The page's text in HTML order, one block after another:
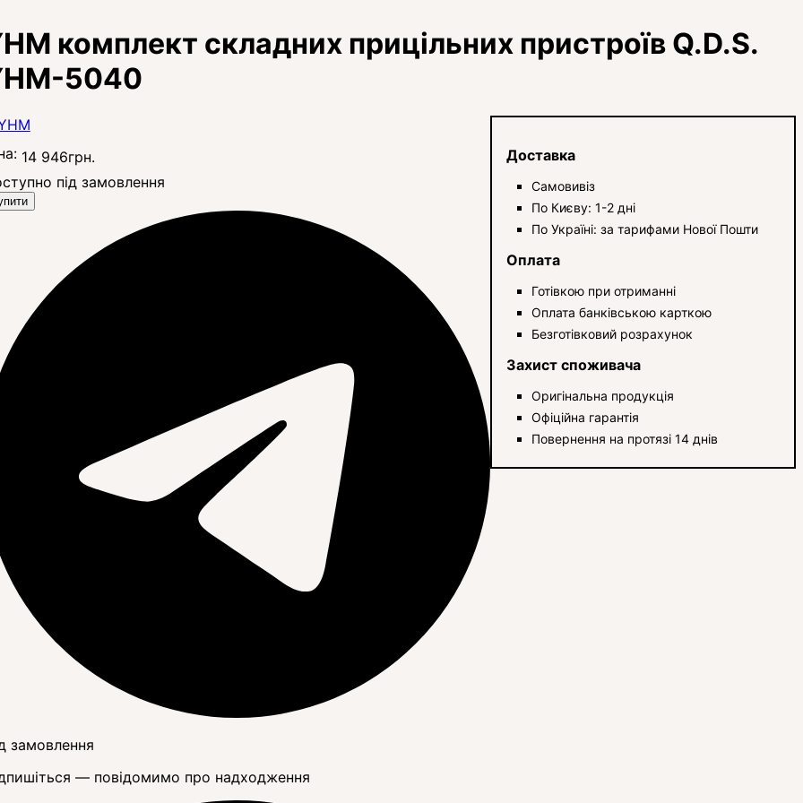
комплект складних прицільних пристроїв Q.D.S.
5040
14 946грн.
під замовлення
замовлення
— повідомимо про надходження
Доставка
Самовивіз
По Києву: 1-2 дні
По Україні: за тарифами Нової Пошти
Оплата
Готівкою при отриманні
Оплата банківською карткою
Безготівковий розрахунок
Захист споживача
Оригінальна продукція
Офіційна гарантія
Повернення на протязі 14 днів